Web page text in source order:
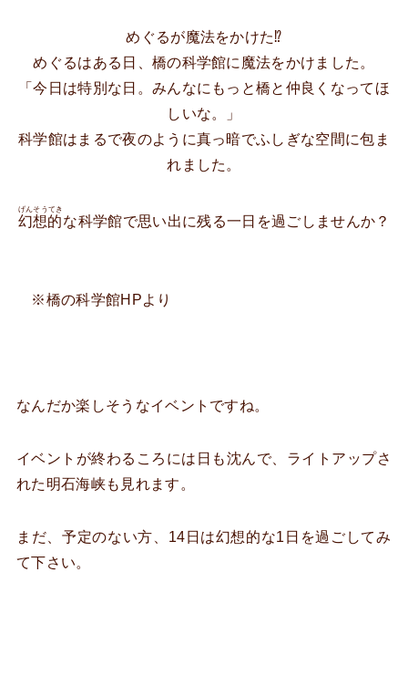
めぐるが魔法をかけた⁉
めぐるはある日、橋の科学館に魔法をかけました。
「今日は特別な日。みんなにもっと橋と仲良くなってほ
しいな。」
科学館はまるで夜のように真っ暗でふしぎな空間に包ま
れました。
幻想的
げんそうてき
な科学館で思い出に残る一日を過ごしませんか？
※橋の科学館HPより
なんだか楽しそうなイベントですね。
イベントが終わるころには日も沈んで、ライトアップさ
れた明石海峡も見れます。
まだ、予定のない方、14日は幻想的な1日を過ごしてみ
て下さい。